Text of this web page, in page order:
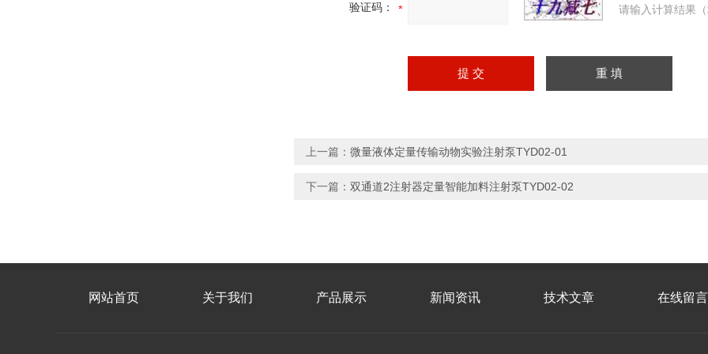
验证码： 请输入计算结果
上一篇： 微量液体定量传输动物实验注射泵TYD02-01
下一篇： 双通道2注射器定量智能加料注射泵TYD02-02
网站首页 关于我们 产品展示 新闻资讯 技术文章 在线留言